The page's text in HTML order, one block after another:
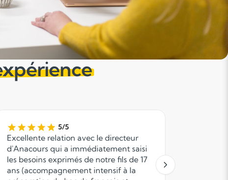
5/5
Excellente relation avec le directeur
d'Anacours qui a immédiatement saisi
les besoins exprimés de notre fils de 17
ans (accompagnement intensif à la